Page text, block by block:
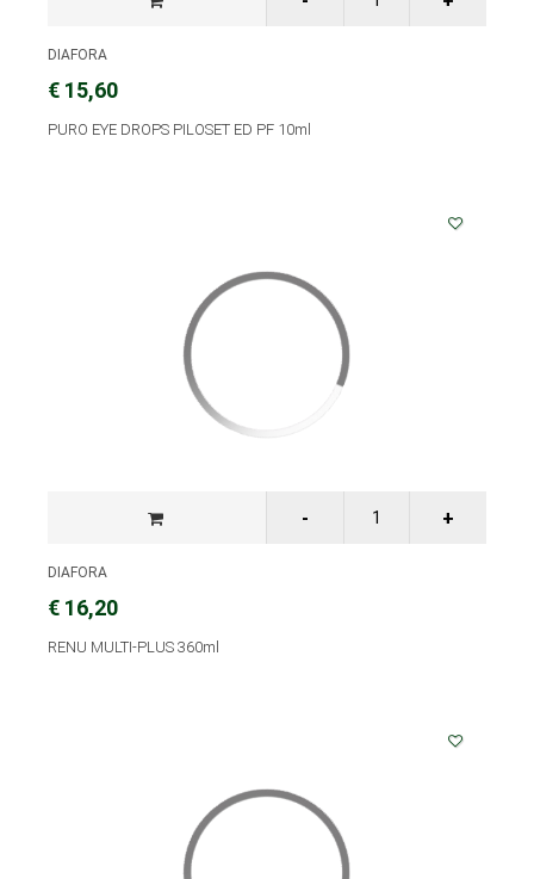
DIAFORA
€ 15,60
PURO EYE DROPS PILOSET ED PF 10ml
DIAFORA
€ 16,20
RENU MULTI-PLUS 360ml